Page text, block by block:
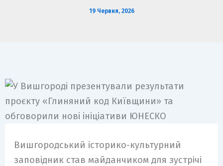
19 Червня, 2026
Вишгородський історико-культурний
заповідник став майданчиком для зустрічі